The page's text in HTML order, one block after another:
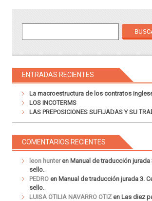
ENTRADAS RECIENTES
La macroestructura de los contratos
LOS INCOTERMS
LAS PREPOSICIONES SUFIJADAS Y SU
COMENTARIOS RECIENTES
leon hunteren Manual de traducción jurada
sello.
PEDRO en Manual de traducción jurada 3.
sello.
LUISA OTILIA NAVARRO OTIZ en Las diez